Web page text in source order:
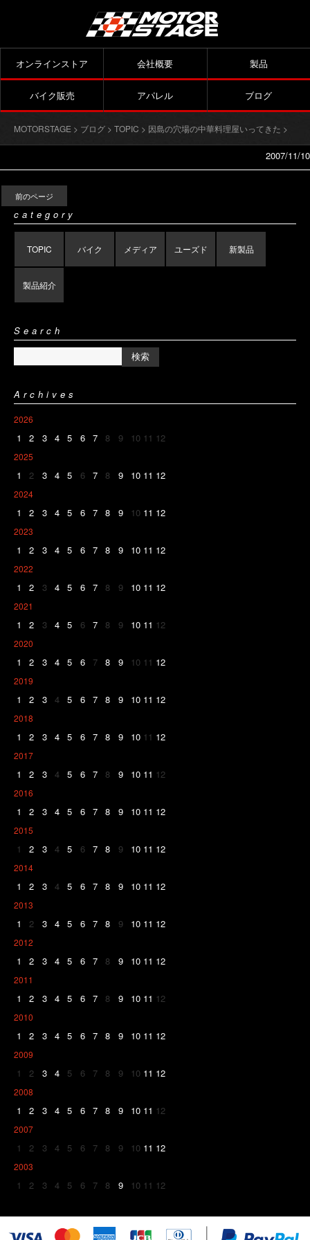
オンラインストア 会社概要 製品
バイク販売 アパレル ブログ
MOTORSTAGE > ブログ > TOPIC > 因島の穴場の中華料理屋いってきた >
2007/11/10
前のページ
category
TOPIC バイク メディア ユーズド 新製品
製品紹介
Search
Archives
2026
1 2 3 4 5 6 7 8 9 10 11 12
2025
1 2 3 4 5 6 7 8 9 10 11 12
2024
1 2 3 4 5 6 7 8 9 10 11 12
2023
1 2 3 4 5 6 7 8 9 10 11 12
2022
1 2 3 4 5 6 7 8 9 10 11 12
2021
1 2 3 4 5 6 7 8 9 10 11 12
2020
1 2 3 4 5 6 7 8 9 10 11 12
2019
1 2 3 4 5 6 7 8 9 10 11 12
2018
1 2 3 4 5 6 7 8 9 10 11 12
2017
1 2 3 4 5 6 7 8 9 10 11 12
2016
1 2 3 4 5 6 7 8 9 10 11 12
2015
1 2 3 4 5 6 7 8 9 10 11 12
2014
1 2 3 4 5 6 7 8 9 10 11 12
2013
1 2 3 4 5 6 7 8 9 10 11 12
2012
1 2 3 4 5 6 7 8 9 10 11 12
2011
1 2 3 4 5 6 7 8 9 10 11 12
2010
1 2 3 4 5 6 7 8 9 10 11 12
2009
1 2 3 4 5 6 7 8 9 10 11 12
2008
1 2 3 4 5 6 7 8 9 10 11 12
2007
1 2 3 4 5 6 7 8 9 10 11 12
2003
1 2 3 4 5 6 7 8 9 10 11 12